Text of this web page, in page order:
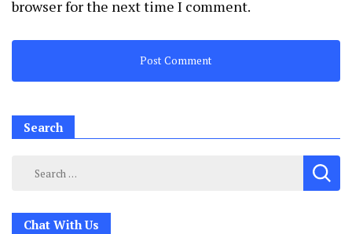
browser for the next time I comment.
Search
Search
Chat With Us